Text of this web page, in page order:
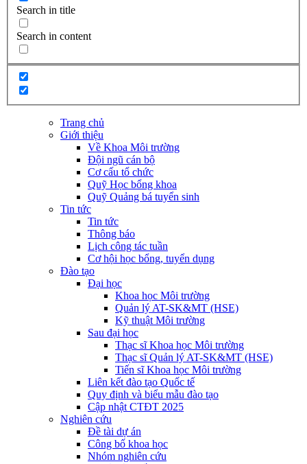
Search in title
Search in content
Trang chủ
Giới thiệu
Về Khoa Môi trường
Đội ngũ cán bộ
Cơ cấu tổ chức
Quỹ Học bổng khoa
Quỹ Quảng bá tuyển sinh
Tin tức
Tin tức
Thông báo
Lịch công tác tuần
Cơ hội học bổng, tuyển dụng
Đào tạo
Đại học
Khoa học Môi trường
Quản lý AT-SK&MT (HSE)
Kỹ thuật Môi trường
Sau đại học
Thạc sĩ Khoa học Môi trường
Thạc sĩ Quản lý AT-SK&MT (HSE)
Tiến sĩ Khoa học Môi trường
Liên kết đào tạo Quốc tế
Quy định và biểu mẫu đào tạo
Cập nhật CTĐT 2025
Nghiên cứu
Đề tài dự án
Công bố khoa học
Nhóm nghiên cứu